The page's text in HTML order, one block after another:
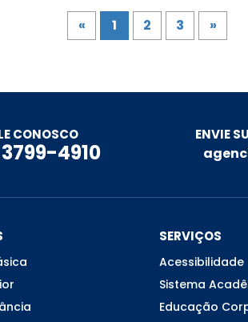
« 1 2 3 »
CONOSCO
4910
ENVIE
SERVIÇOS
Acessibilidade
Sistema
Educação